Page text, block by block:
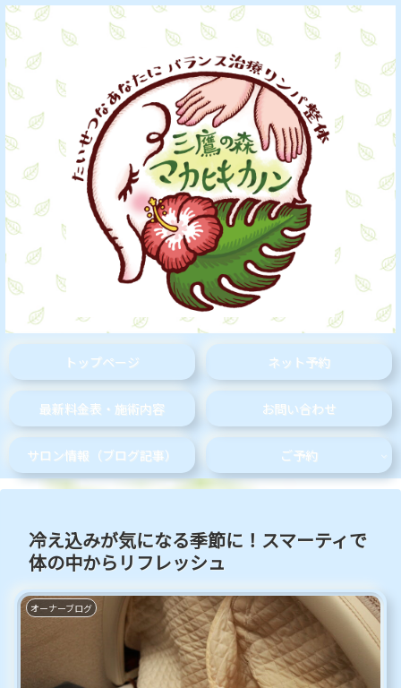
トップページ ネット予約
最新料金表・施術内容 お問い合わせ
サロン情報（ブログ記事） ご予約
冷え込みが気になる季節に！スマーティで
体の中からリフレッシュ
オーナーブログ